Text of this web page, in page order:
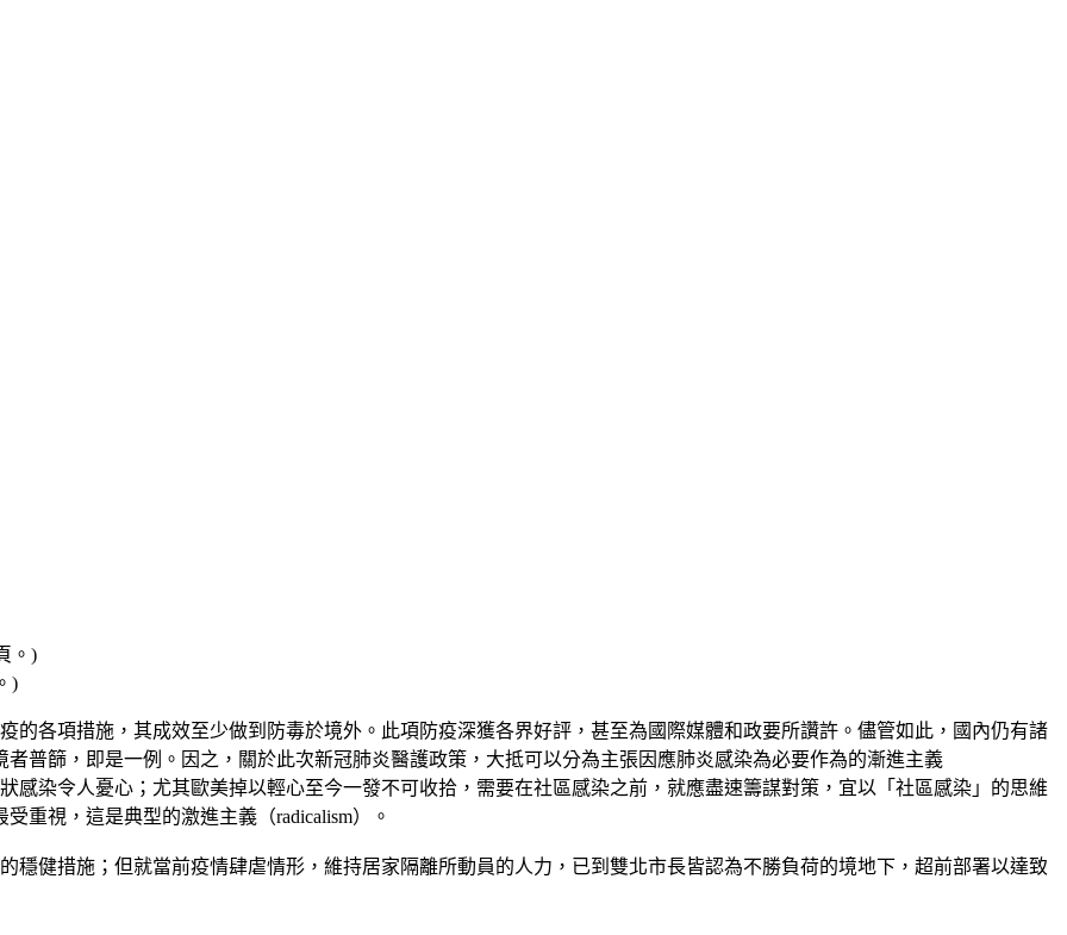
)
的各項措施，其成效至少做到防毒於境外。此項防疫深獲各界好評，甚至為國際媒體和政要所讚許。儘管如此，國內仍有諸
普篩，即是一例。因之，關於此次新冠肺炎醫護政策，大抵可以分為主張因應肺炎感染為必要作為的漸進主義
感染令人憂心；尤其歐美掉以輕心至今一發不可收拾，需要在社區感染之前，就應盡速籌謀對策，宜以「社區感染」的思維
重視，這是典型的激進主義（radicalism）。
穩健措施；但就當前疫情肆虐情形，維持居家隔離所動員的人力，已到雙北市長皆認為不勝負荷的境地下，超前部署以達致